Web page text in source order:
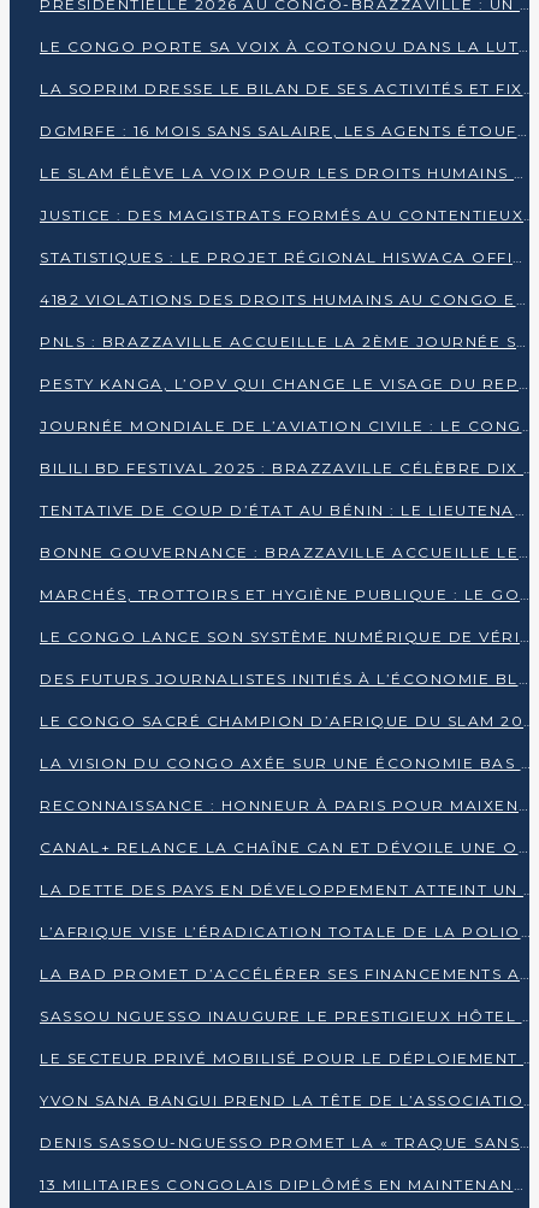
PRESIDENTIELLE 2026 AU CONGO-BRAZZAVILLE : UN CASTING ÉLARGI
LE CONGO PORTE SA VOIX À COTONOU DANS LA LUTTE CONTRE LA TUBERCULOSE
LA SOPRIM DRESSE LE BILAN DE SES ACTIVITÉS ET FIXE DE NOUVELLES PRIORITÉS
DGMRFE : 16 MOIS SANS SALAIRE, LES AGENTS ÉTOUFFENT DANS LE SILENCE
LE SLAM ÉLÈVE LA VOIX POUR LES DROITS HUMAINS À BRAZZAVILLE
JUSTICE : DES MAGISTRATS FORMÉS AU CONTENTIEUX DE LA PROPRIÉTÉ INTELLECTUELLE
STATISTIQUES : LE PROJET RÉGIONAL HISWACA OFFICIELLEMENT LANCÉ AU CONGO
4182 VIOLATIONS DES DROITS HUMAINS AU CONGO EN 2025 SELON LE CAD
PNLS : BRAZZAVILLE ACCUEILLE LA 2ÈME JOURNÉE SCIENTIFIQUE SUR LE VIH/SIDA
PESTY KANGA, L’OPV QUI CHANGE LE VISAGE DU REPORTAGE AU CONGO
JOURNÉE MONDIALE DE L’AVIATION CIVILE : LE CONGO MISE SUR L’INNOVATION ET LA SÉCURITÉ
BILILI BD FESTIVAL 2025 : BRAZZAVILLE CÉLÈBRE DIX ANS DE CRÉATION GRAPHIQUE AFRICAINE
TENTATIVE DE COUP D’ÉTAT AU BÉNIN : LE LIEUTENANT-COLONEL TIGRI S’AUTOPROCLAME CHEF D’UN COMITÉ MILITAIRE
BONNE GOUVERNANCE : BRAZZAVILLE ACCUEILLE LES PREMIÈRES JOURNÉES CONGOLAISES DE L’ÉVALUATION
MARCHÉS, TROTTOIRS ET HYGIÈNE PUBLIQUE : LE GOUVERNEMENT DURCIT LE TON
LE CONGO LANCE SON SYSTÈME NUMÉRIQUE DE VÉRIFICATION DU BOIS
DES FUTURS JOURNALISTES INITIÉS À L’ÉCONOMIE BLEUE DURABLE
LE CONGO SACRÉ CHAMPION D’AFRIQUE DU SLAM 2025
LA VISION DU CONGO AXÉE SUR UNE ÉCONOMIE BAS CARBONE AU RENDEZ-VOUS DE MONACO 2025
RECONNAISSANCE : HONNEUR À PARIS POUR MAIXENT RAOUL OMINGA
CANAL+ RELANCE LA CHAÎNE CAN ET DÉVOILE UNE OFFRE EXCEPTIONNELLE POUR DÉCEMBRE
LA DETTE DES PAYS EN DÉVELOPPEMENT ATTEINT UN SOMMET HISTORIQUE ENTRE 2022 ET 2024
L’AFRIQUE VISE L’ÉRADICATION TOTALE DE LA POLIOMYÉLITE D’ICI 2026
LA BAD PROMET D’ACCÉLÉRER SES FINANCEMENTS AVEC LE MINISTÈRE DE L’ASSAINISSEMENT
SASSOU NGUESSO INAUGURE LE PRESTIGIEUX HÔTEL KEMPINSKI BRAZZAVILLE
LE SECTEUR PRIVÉ MOBILISÉ POUR LE DÉPLOIEMENT DE 19 MINI-CENTRALES SOLAIRES
YVON SANA BANGUI PREND LA TÊTE DE L’ASSOCIATION DES BANQUES CENTRALES AFRICAINES
DENIS SASSOU-NGUESSO PROMET LA « TRAQUE SANS RELÂCHE » DU GRAND BANDITISME
13 MILITAIRES CONGOLAIS DIPLÔMÉS EN MAINTENANCE INDUSTRIELLE APRÈS TROIS ANS DE FORMATION À L’UNIVERSITÉ MARIEN-NGOUABI